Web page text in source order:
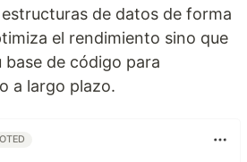
de datos de forma
el rendimiento sino que
de código para
a largo plazo.